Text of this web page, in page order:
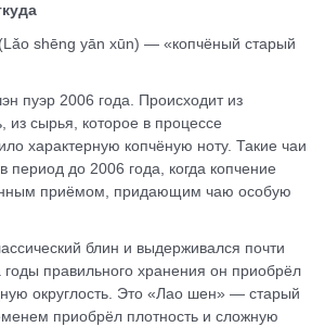
shēng yān xūn) — «копчёный старый
пуэр 2006 года. Происходит из
сырья, которое в процессе
характерную копчёную ноту. Такие чаи
период до 2006 года, когда копчение
приёмом, придающим чаю особую
блин и выдерживался почти
годы правильного хранения он приобрёл
округлость. Это «Лао шен» — старый
приобрёл плотность и сложную